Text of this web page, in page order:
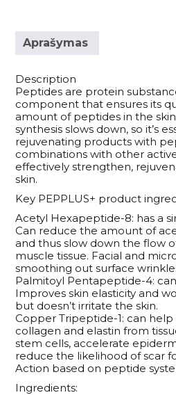
Lūpų priežiūra
Veido priežiūros
Apsauga nuo saulės
Savaiminio įdegio
Lūpų pieštukai
Lūpoms (lūpų dažai,
Makiažo šepetėliai
Makiažo rinkiniai
Apsauga nuo karščio
Plaukų šepečiai
Rinkiniai su nuolaida
Tamprės
Papildai
Pasiūlymai
Prekiniai ženklai
Dovanų kuponai
VISOS PREKĖS
Aprašymas
Description
Peptides are protein
component that ensures its
amount of peptides in the
synthesis slows down, so it’s
rejuvenating products with
combinations with other
effectively strengthen,
skin.
Key PEPPLUS+ product
Acetyl Hexapeptide-8: has a
Can reduce the amount of
and thus slow down the flow
muscle tissue. Facial and
smoothing out surface
Palmitoyl Pentapeptide-4:
Improves skin elasticity and
but doesn’t irritate the skin.
Copper Tripeptide-1: can
collagen and elastin from
stem cells, accelerate
reduce the likelihood of scar
Action based on peptide
Ingredients: